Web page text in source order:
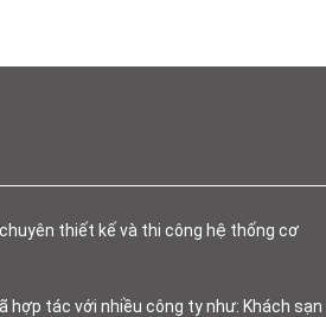
thiết kế và thi công hệ thống cơ
hợp tác với nhiều công ty như: Khách sạn